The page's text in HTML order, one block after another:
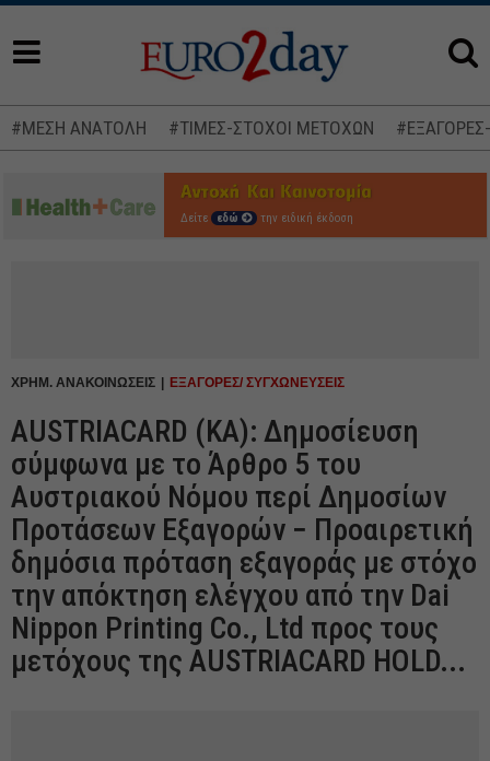
#ΜΕΣΗ ΑΝΑΤΟΛΗ #ΤΙΜΕΣ-ΣΤΟΧΟΙ ΜΕΤΟΧΩΝ
Δείτε εδώ την ειδική έκδοση
ΧΡΗΜ. ΑΝΑΚΟΙΝΩΣΕΙΣ ΕΞΑΓΟΡΕΣ/ ΣΥΓΧΩΝΕΥΣΕΙΣ
AUSTRIACARD (ΚΑ): Δημοσίευση
σύμφωνα με το Άρθρο 5 του
Αυστριακού Νόμου περί Δημοσίων
Προτάσεων Εξαγορών − Προαιρετική
δημόσια πρόταση εξαγοράς με στόχο
την απόκτηση ελέγχου από την Dai
Nippon Printing Co., Ltd προς τους
μετόχους της AUSTRIACARD HOLD...